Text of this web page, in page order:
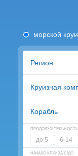
морской
Регион
Круизная
Корабль
ПРОДОЛЖИТЕЛЬНОСТЬ
до 5 6-14
НАЧАЛО КРУИЗА С/ДО